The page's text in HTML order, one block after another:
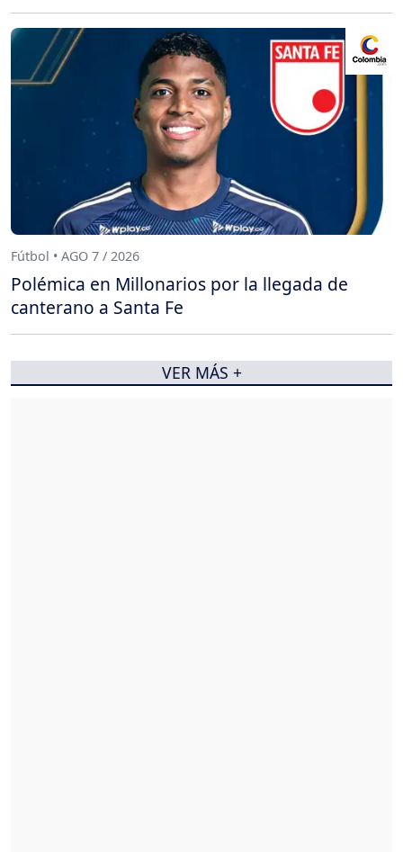
Fútbol • AGO 7 / 2026
Polémica en Millonarios por la llegada de
canterano a Santa Fe
VER MÁS +